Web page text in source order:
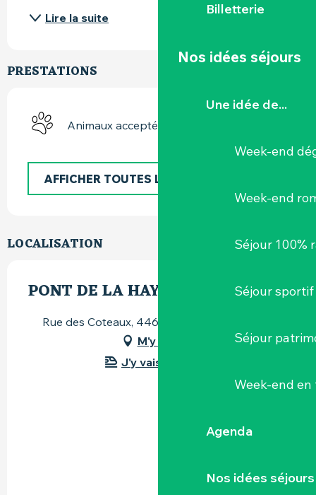
Billetterie
Nos idées séjours
Une idée de...
Week-end
Week-end
Séjour 100%
Séjour sportif
Séjour
Week-end
Agenda
Nos idées séjours
Lire la suite
PRESTATIONS
Animaux acceptés
AFFICHER TOUTES LES PRESTATIONS
LOCALISATION
PONT DE LA HAYE FOUASSIÈRE
Rue des Coteaux, 44690 La Haie-Fouassière
M'y rendre
J'y vais en train !